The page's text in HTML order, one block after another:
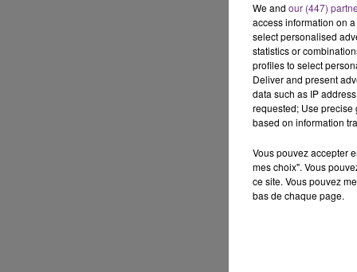
We and our (447)
access information on
select personalised
statistics or
profiles to select
Deliver and present
data such as IP
requested; Use precise
based on information
Vous pouvez accepter
mes choix". Vous
ce site. Vous pouvez
bas de chaque page.